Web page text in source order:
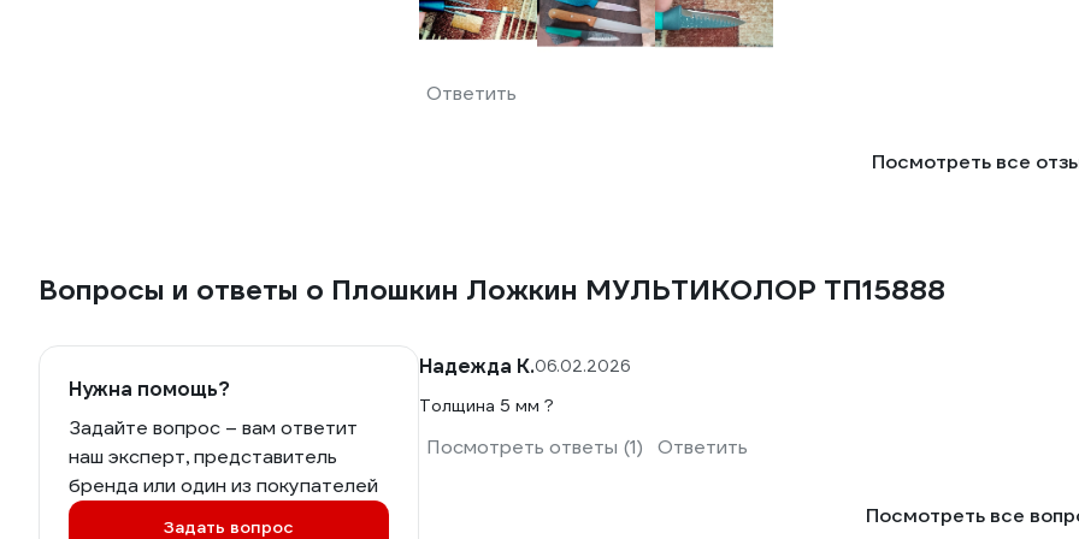
Ответить
Посмотреть все
Вопросы и ответы о Плошкин Ложкин МУЛЬТИКОЛОР ТП15888
Нужна помощь?
Задайте вопрос – вам ответит
наш эксперт, представитель
бренда или один из покупателей
Задать вопрос
Надежда К.06.02.2026
Толщина 5 мм ?
Посмотреть ответы (1) Ответить
Посмотреть все